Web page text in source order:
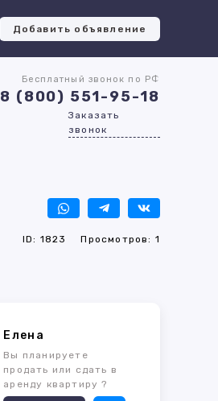
Добавить объявление
Бесплатный звонок по РФ
8 (800) 551-95-18
Заказать
звонок
ID: 1823 Просмотров: 1
Елена
Вы планируете
продать или сдать в
аренду квартиру ?